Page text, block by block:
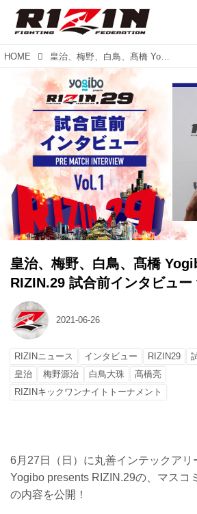
HOME 皇治、梅野、白鳥、髙橋 Yogibo presents RIZIN.29 試合前インタビュー vol.1
皇治、梅野、白鳥、髙橋
RIZIN.29 試合前インタビュ
2021-06-26
RIZINニュース インタビュー RIZIN29
皇治
梅野源治 白鳥大珠
髙橋亮
RIZINキックワンナイトトーナメント
6月27日（日）に丸善インテックアリ
Yogibo presents RIZIN.29の、マスコ
の内容を公開！